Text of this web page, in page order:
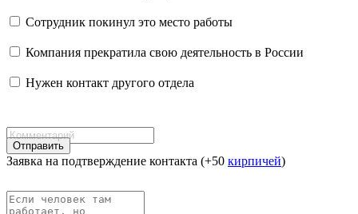
Сотрудник покинул это место работы
Компания прекратила свою деятельность в России
Нужен контакт другого отдела
Отправить
Заявка на подтверждение контакта (+50 кирпичей)